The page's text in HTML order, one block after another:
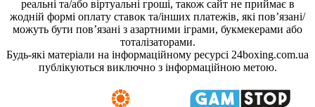
реальні та/або віртуальні гроші, також сайт не приймає в
жодній формі оплату ставок та/інших платежів, які пов’язані/
можуть бути пов’язані з азартними іграми, букмекерами або
тоталізаторами.
Будь-які матеріали на інформаційному ресурсі 24boxing.com.ua
публікуються виключно з інформаційною метою.